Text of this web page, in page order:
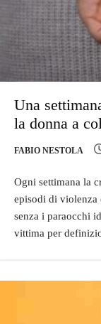
Una
la donna a
FABIO NESTOLA
Ogni settimana la
episodi di violenza
senza i paraocchi
vittima per